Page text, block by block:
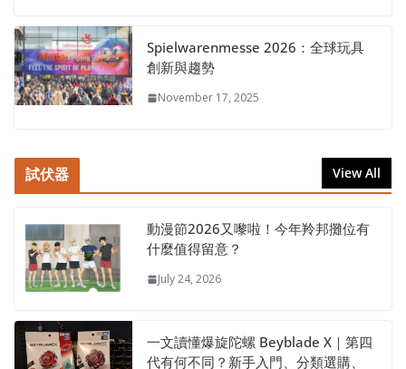
Spielwarenmesse 2026：全球玩具
創新與趨勢
November 17, 2025
試伏器 View All
動漫節2026又嚟啦！今年羚邦攤位有
什麼值得留意？
July 24, 2026
一文讀懂爆旋陀螺 Beyblade X｜第四
代有何不同？新手入門、分類選購、